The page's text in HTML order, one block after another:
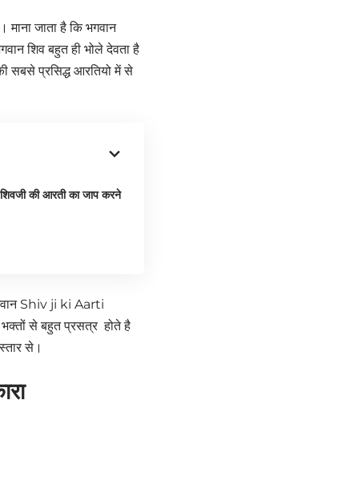
जाता है कि भगवान
शिव बहुत ही भोले देवता है
सबसे प्रसिद्ध आरतियो में से
की आरती का जाप करने
Shiv ji ki Aarti
भक्तों से बहुत प्रसत्र होते है
से।